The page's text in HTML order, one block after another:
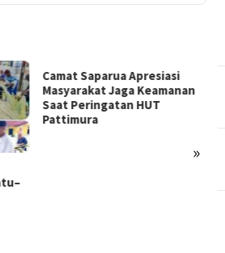
»
Camat Saparua Apresiasi
Masyarakat Jaga Keamanan
Saat Peringatan HUT
Pattimura